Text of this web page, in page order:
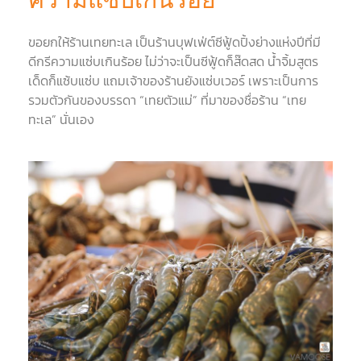
ขอยกให้ร้านเทยทะเล เป็นร้านบุฟเฟ่ต์ซีฟู้ดปิ้งย่างแห่งปีที่มี
ดีกรีความแซ่บเกินร้อย ไม่ว่าจะเป็นซีฟู้ดก็ส๊ดสด น้ำจิ้มสูตร
เด็ดก็แซ้บแซ่บ แถมเจ้าของร้านยังแซ่บเวอร์ เพราะเป็นการ
รวมตัวกันของบรรดา “เทยตัวแม่” ที่มาของชื่อร้าน “เทย
ทะเล” นั่นเอง